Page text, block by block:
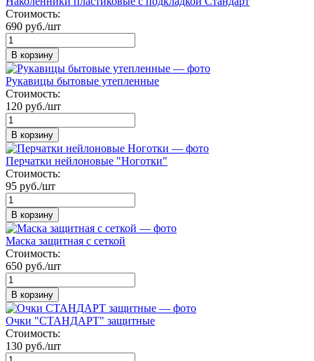
Стоимость:
690 руб./шт
В корзину
Рукавицы бытовые утепленные
Стоимость:
120 руб./шт
В корзину
Перчатки нейлоновые "Ноготки"
Стоимость:
95 руб./шт
В корзину
Маска защитная с сеткой
Стоимость:
650 руб./шт
В корзину
Очки "СТАНДАРТ" защитные
Стоимость:
130 руб./шт